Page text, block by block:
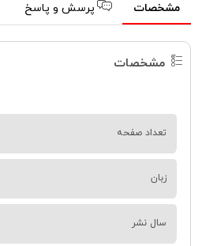
مشخصات پرسش و پاسخ
مشخصات
تعداد صفحه
زبان
سال نشر